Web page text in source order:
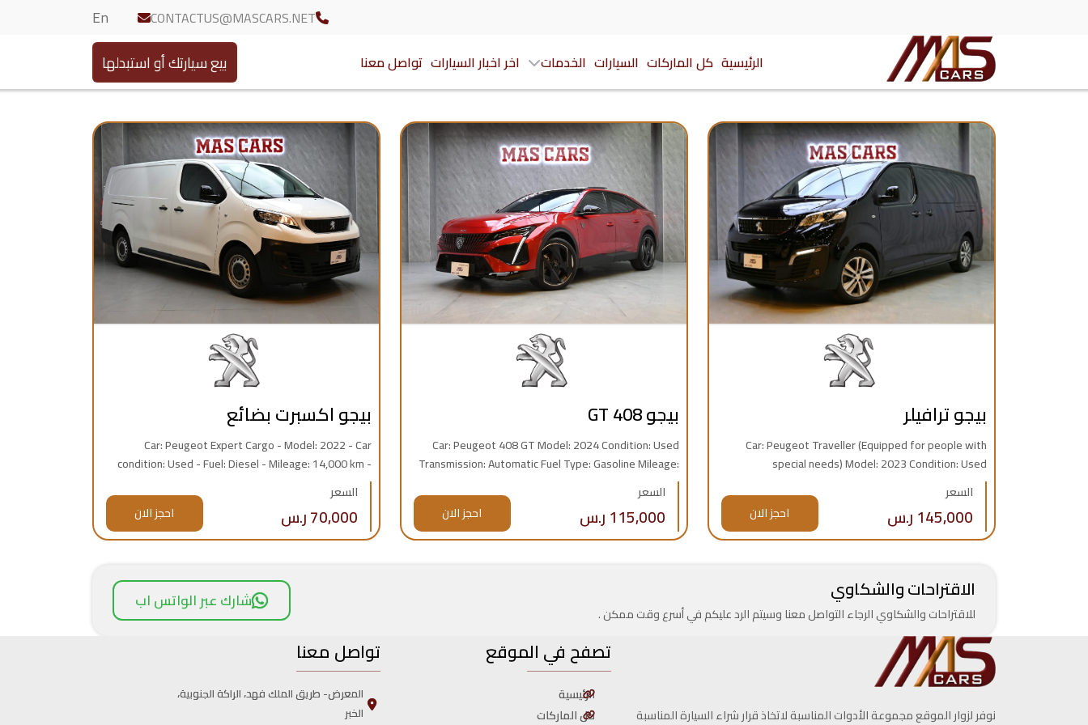
CONTACTUS@MASCARS.NET
En
الرئيسية كل الماركات السيارات الخدمات اخر اخبار السيارات تواصل معنا بيع سيارتك أو استبدلها
بيجو ترافيلر
Car: Peugeot Traveller (Equipped for people with
special needs) Model: 2023 Condition: Used
14,000 KM Engine: 4 Cylinders Source: Saudi Specs
Warranty: Available Price: 145,000 SAR
السعر
145,000 ر.س احجز الان
بيجو GT 408
Car: Peugeot 408 GT Model: 2024 Condition: Used
Transmission: Automatic Fuel Type: Gasoline Mileage:
Warranty: Available Price: 115,000 SAR
السعر
115,000 ر.س احجز الان
بيجو اكسبرت بضائع
Car: Peugeot Expert Cargo - Model: 2022 - Car
condition: Used - Fuel: Diesel - Mileage: 14,000 km -
Engine: 4 cylinder - Import: Saudi - Warranty: Yes
السعر
70,000 ر.س احجز الان
الاقتراحات والشكاوي
للاقتراحات والشكاوي الرجاء التواصل معنا وسيتم الرد عليكم في أسرع وقت ممكن .
شارك عبر الواتس اب
نوفر لزوار الموقع مجموعة الأدوات المناسبة لاتخاذ قرار شراء السيارة المناسبة
تصفح في الموقع
الرئيسية
كل الماركات
تواصل معنا
المعرض- طريق الملك فهد، الراكة الجنوبية،
الخبر